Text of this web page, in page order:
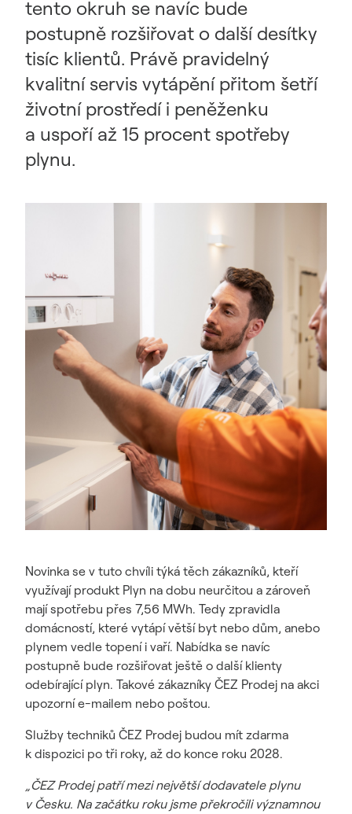
tento okruh se navíc bude
postupně rozšiřovat o další desítky
tisíc klientů. Právě pravidelný
kvalitní servis vytápění přitom šetří
životní prostředí i peněženku
a uspoří až 15 procent spotřeby
plynu.
Novinka se v tuto chvíli týká těch zákazníků, kteří
využívají produkt Plyn na dobu neurčitou a zároveň
mají spotřebu přes 7,56 MWh. Tedy zpravidla
domácností, které vytápí větší byt nebo dům, anebo
plynem vedle topení i vaří. Nabídka se navíc
postupně bude rozšiřovat ještě o další klienty
odebírající plyn. Takové zákazníky ČEZ Prodej na akci
upozorní e-mailem nebo poštou.
Služby techniků ČEZ Prodej budou mít zdarma
k dispozici po tři roky, až do konce roku 2028.
„ČEZ Prodej patří mezi největší dodavatele plynu
v Česku. Na začátku roku jsme překročili významnou